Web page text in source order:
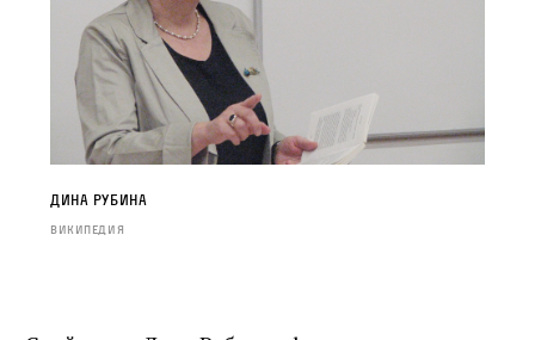
Дина Рубина
Википедия